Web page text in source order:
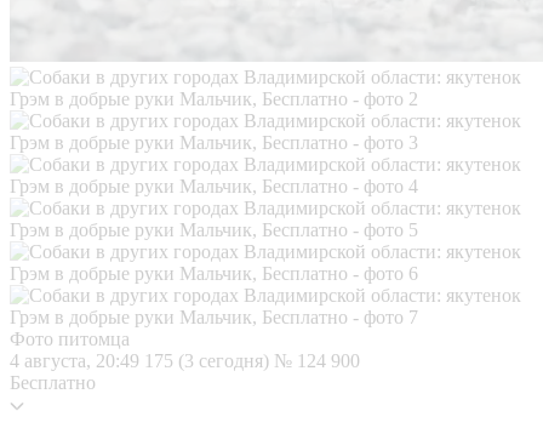
Фото питомца
4 августа, 20:49 175 (3 сегодня) № 124 900
Бесплатно